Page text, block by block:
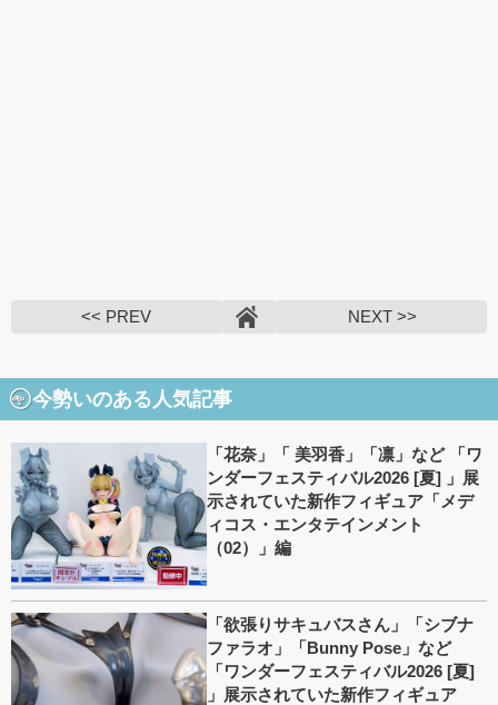
<< PREV NEXT >>
今勢いのある人気記事
「花奈」「 美羽香」「凛」など 「ワ
ンダーフェスティバル2026 [夏] 」展
示されていた新作フィギュア「メデ
ィコス・エンタテインメント
（02）」編
「欲張りサキュバスさん」「シブナ
ファラオ」「Bunny Pose」など
「ワンダーフェスティバル2026 [夏]
」展示されていた新作フィギュア